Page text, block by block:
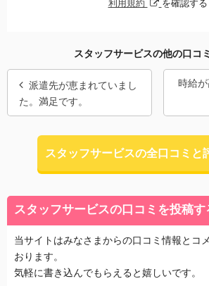
利用規約 を確認する
スタッフサービスの他の口コ
派遣先が恵まれていまし
た。満足です。
時給
スタッフサービスの全口コミと
スタッフサービスの口コミを投稿す
当サイトはみなさまからの口コミ情報とコ
おります。
気軽に書き込んでもらえると嬉しいです。